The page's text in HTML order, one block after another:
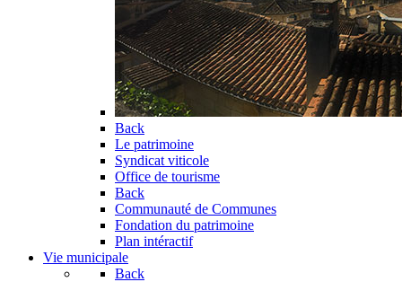
Back
Le patrimoine
Syndicat viticole
Office de tourisme
Back
Communauté de Communes
Fondation du patrimoine
Plan intéractif
Vie municipale
Back